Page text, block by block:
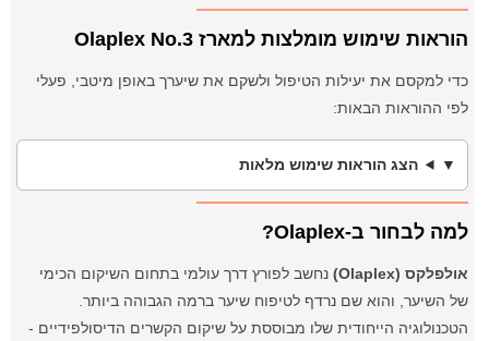
הוראות שימוש מומלצות למארז Olaplex No.3
כדי למקסם את יעילות הטיפול ולשקם את שיערך באופן מיטבי, פעלי
לפי ההוראות הבאות:
הצג הוראות שימוש מלאות
למה לבחור ב-Olaplex?
אולפלקס (Olaplex)
נחשב לפורץ דרך עולמי בתחום השיקום הכימי
של השיער, והוא שם נרדף לטיפוח שיער ברמה הגבוהה ביותר.
הטכנולוגיה הייחודית שלו מבוססת על שיקום הקשרים הדיסולפידיים -